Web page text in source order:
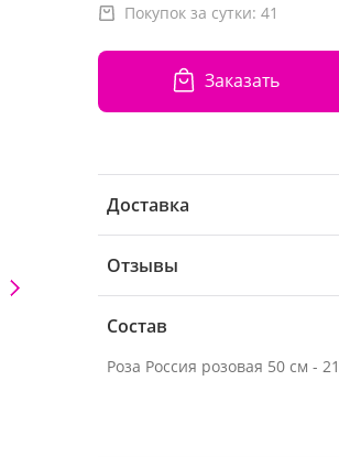
Покупок за сутки: 41
Заказать
Доставка
Отзывы
Состав
Роза Россия розовая 50 см -